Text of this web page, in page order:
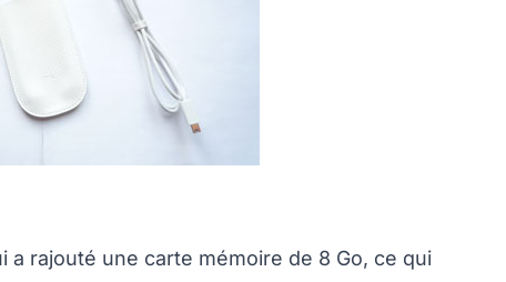
a rajouté une carte mémoire de 8 Go, ce qui